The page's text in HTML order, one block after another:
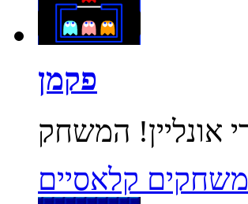
פקמן
משחקים קלאסיים